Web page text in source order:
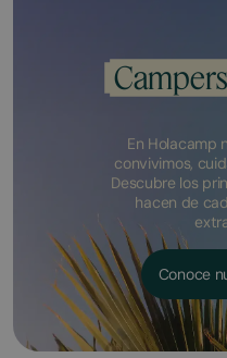
En Holacamp
convivimos,
Descubre los
hacen de
Conoce